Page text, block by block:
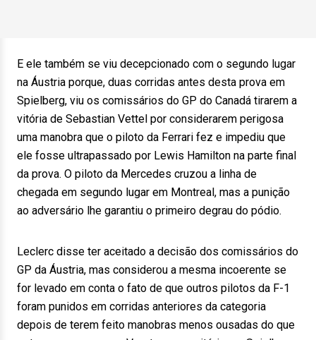
E ele também se viu decepcionado com o segundo lugar
na Áustria porque, duas corridas antes desta prova em
Spielberg, viu os comissários do GP do Canadá tirarem a
vitória de Sebastian Vettel por considerarem perigosa
uma manobra que o piloto da Ferrari fez e impediu que
ele fosse ultrapassado por Lewis Hamilton na parte final
da prova. O piloto da Mercedes cruzou a linha de
chegada em segundo lugar em Montreal, mas a punição
ao adversário lhe garantiu o primeiro degrau do pódio.
Leclerc disse ter aceitado a decisão dos comissários do
GP da Áustria, mas considerou a mesma incoerente se
for levado em conta o fato de que outros pilotos da F-1
foram punidos em corridas anteriores da categoria
depois de terem feito manobras menos ousadas do que